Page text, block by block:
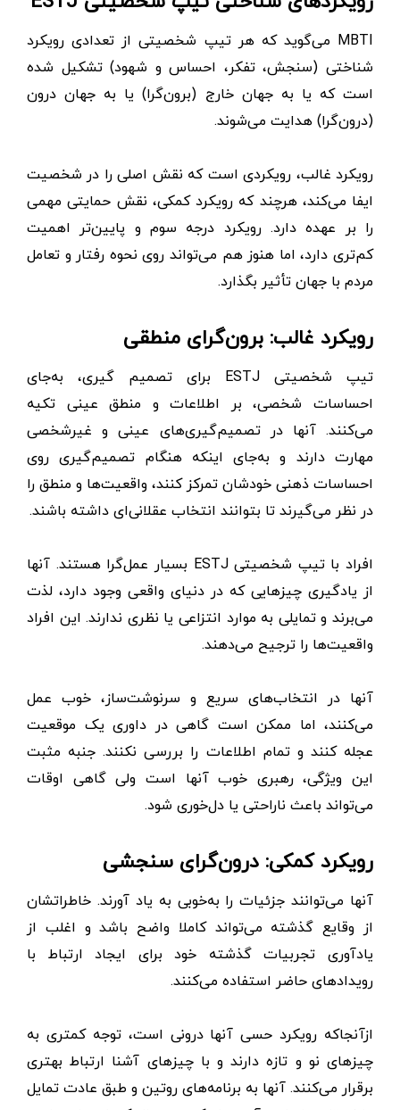
MBTI می‌گوید که هر تیپ شخصیتی از تعدادی رویکرد
شناختی (سنجش، تفکر، احساس و شهود) تشکیل شده
است که یا به جهان خارج (برون‌گرا) یا به جهان درون
(درون‌گرا) هدایت می‌شوند.
رویکرد غالب، رویکردی است که نقش اصلی را در شخصیت
ایفا می‌کند، هرچند که رویکرد کمکی، نقش حمایتی مهمی
را بر عهده دارد. رویکرد درجه سوم و پایین‌تر اهمیت
کم‌تری دارد، اما هنوز هم می‌تواند روی نحوه رفتار و تعامل
مردم با جهان تأثیر بگذارد.
رویکرد غالب: برون‌گرای منطقی
تیپ شخصیتی ESTJ برای تصمیم‌ گیری، به‌جای
احساسات شخصی، بر اطلاعات و منطق عینی تکیه
می‌کنند. آنها در تصمیم‌گیری‌های عینی و غیرشخصی
مهارت دارند و به‌جای اینکه هنگام تصمیم‌گیری روی
احساسات ذهنی خودشان تمرکز کنند، واقعیت‌ها و منطق را
در نظر می‌گیرند تا بتوانند انتخاب عقلانی‌ای داشته باشند.
افراد با تیپ شخصیتی ESTJ بسیار عمل‌گرا هستند. آنها
از یادگیری چیزهایی که در دنیای واقعی وجود دارد، لذت
می‌برند و تمایلی به موارد انتزاعی یا نظری ندارند. این افراد
واقعیت‌ها را ترجیح می‌دهند.
آنها در انتخاب‌های سریع و سرنوشت‌ساز، خوب عمل
می‌کنند، اما ممکن است گاهی در داوری یک موقعیت
عجله کنند و تمام اطلاعات را بررسی نکنند. جنبه مثبت
این ویژگی، رهبری خوب آنها است ولی گاهی اوقات
می‌تواند باعث ناراحتی یا دل‌خوری شود.
رویکرد کمکی: درون‌گرای سنجشی
آنها می‌توانند جزئیات را به‌خوبی به یاد آورند. خاطراتشان
از وقایع گذشته می‌تواند کاملا واضح باشد و اغلب از
یادآوری تجربیات گذشته خود برای ایجاد ارتباط با
رویدادهای حاضر استفاده می‌کنند.
ازآنجاکه رویکرد حسی آنها درونی است، توجه کمتری به
چیزهای نو و تازه دارند و با چیزهای آشنا ارتباط بهتری
برقرار می‌کنند. آنها به برنامه‌های روتین و طبق عادت تمایل